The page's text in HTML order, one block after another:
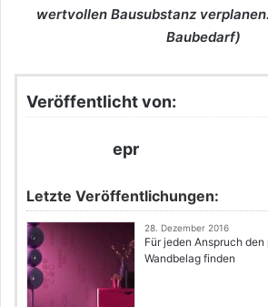
wertvollen Bausubstanz
Baubedarf)
Veröffentlicht von:
epr
Letzte Veröffentlichungen:
28. Dezember 2016
Für jeden Anspruch den
Wandbelag finden